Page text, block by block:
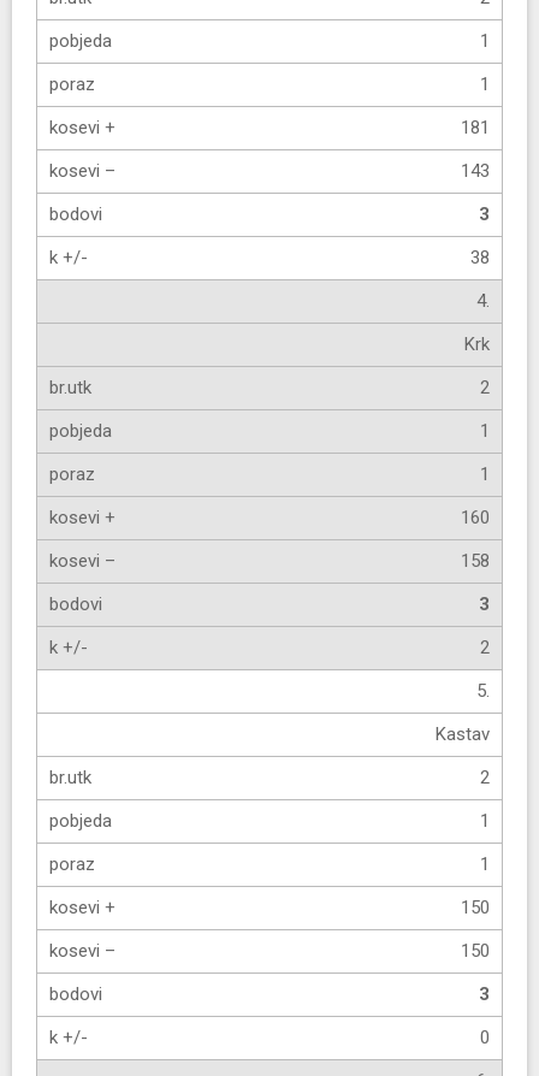
1
1
181
143
3
38
4.
Krk
2
1
1
160
158
3
2
5.
Kastav
2
1
1
150
150
3
0